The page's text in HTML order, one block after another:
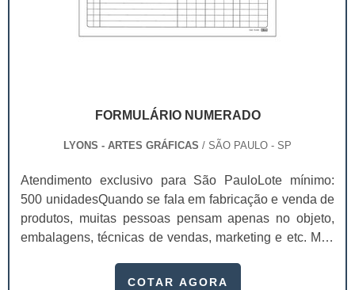
FORMULÁRIO NUMERADO
LYONS - ARTES GRÁFICAS / SÃO PAULO - SP
Atendimento exclusivo para São PauloLote mínimo:
500 unidadesQuando se fala em fabricação e venda de
produtos, muitas pessoas pensam apenas no objeto,
embalagens, técnicas de vendas, marketing e etc. Mas
e logística adequada, esses esforços podem não valer
COTAR AGORA